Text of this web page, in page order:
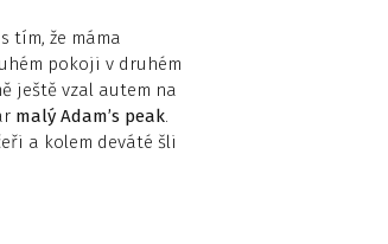
tím, že máma
pokoji v druhém
ještě vzal autem na
malý Adam’s peak.
a kolem deváté šli